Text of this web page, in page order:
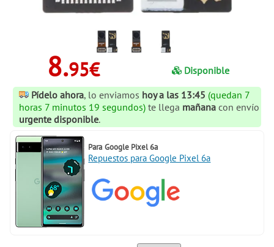
8.95€
Disponible
Pídelo ahora, lo enviamos hoy a las 13:45 (quedan 7
horas 7 minutos 19 segundos) te llega mañana con envío
urgente disponible.
Para Google Pixel 6a
Repuestos para Google Pixel 6a